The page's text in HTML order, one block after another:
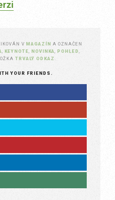
V MAGAZÍN A OZNAČEN
KEYNOTE NOVINKA POHLED
TRVALÝ ODKAZ
YOUR FRIENDS.